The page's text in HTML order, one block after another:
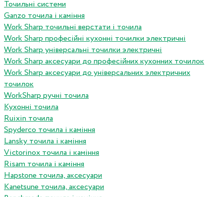
Точильні системи
Ganzo точила і каміння
Work Sharp точильні верстати і точила
Work Sharp професiйнi кухоннi точилки электричнi
Work Sharp унiверсальнi точилки электричнi
Work Sharp аксесуари до професiйних кухонних точилок
Work Sharp аксесуари до унiверсальних электричних
точилок
WorkSharp ручні точила
Кухонні точила
Ruixin точила
Spyderco точила і каміння
Lansky точила і каміння
Victorinox точила і каміння
Risam точила і каміння
Hapstone точила, аксесуари
Kanetsune точила, аксесуари